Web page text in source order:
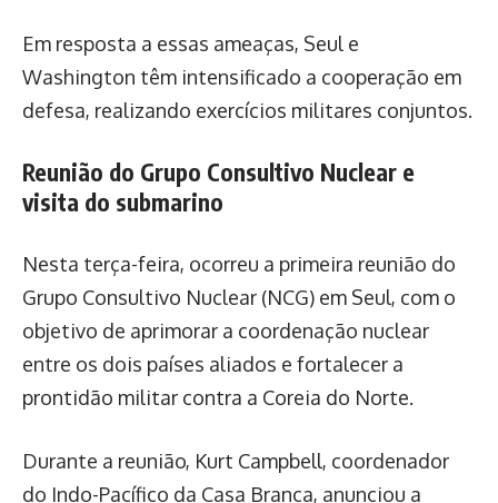
Em resposta a essas ameaças, Seul e
Washington têm intensificado a cooperação em
defesa, realizando exercícios militares conjuntos.
Reunião do Grupo Consultivo Nuclear e
visita do submarino
Nesta terça-feira, ocorreu a primeira reunião do
Grupo Consultivo Nuclear (NCG) em Seul, com o
objetivo de aprimorar a coordenação nuclear
entre os dois países aliados e fortalecer a
prontidão militar contra a Coreia do Norte.
Durante a reunião, Kurt Campbell, coordenador
do Indo-Pacífico da Casa Branca, anunciou a